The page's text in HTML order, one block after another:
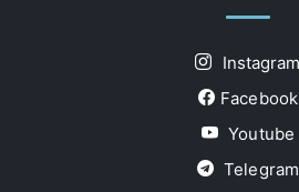
Instagram
Facebook
Youtube
Telegram